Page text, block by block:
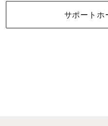
サポートホ